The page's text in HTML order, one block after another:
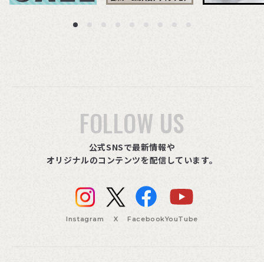
FOLLOW US
公式SNSで最新情報や
オリジナルのコンテンツを配信しています。
Instagram X FacebookYouTube